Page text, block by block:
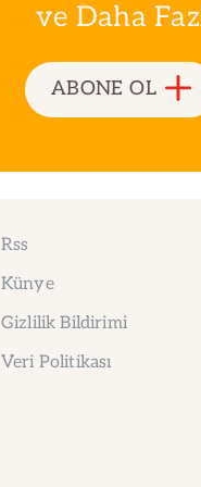
ve Daha
ABONE OL
Rss
Künye
Gizlilik Bildirimi
Veri Politikası